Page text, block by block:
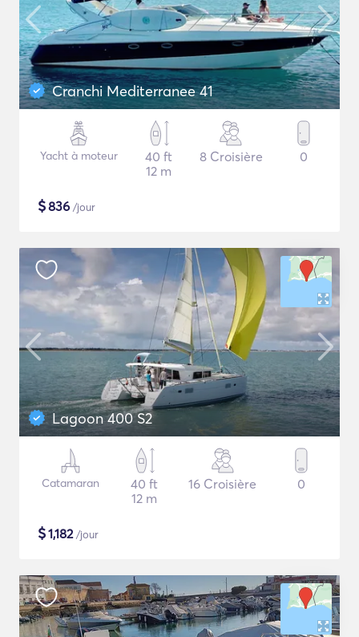
Cranchi Mediterranee 41
Yacht à moteur
40 ft
12 m
8 Croisière 0
$836 /jour
Lagoon 400 S2
Catamaran
40 ft
12 m
16 Croisière 0
$1,182/jour